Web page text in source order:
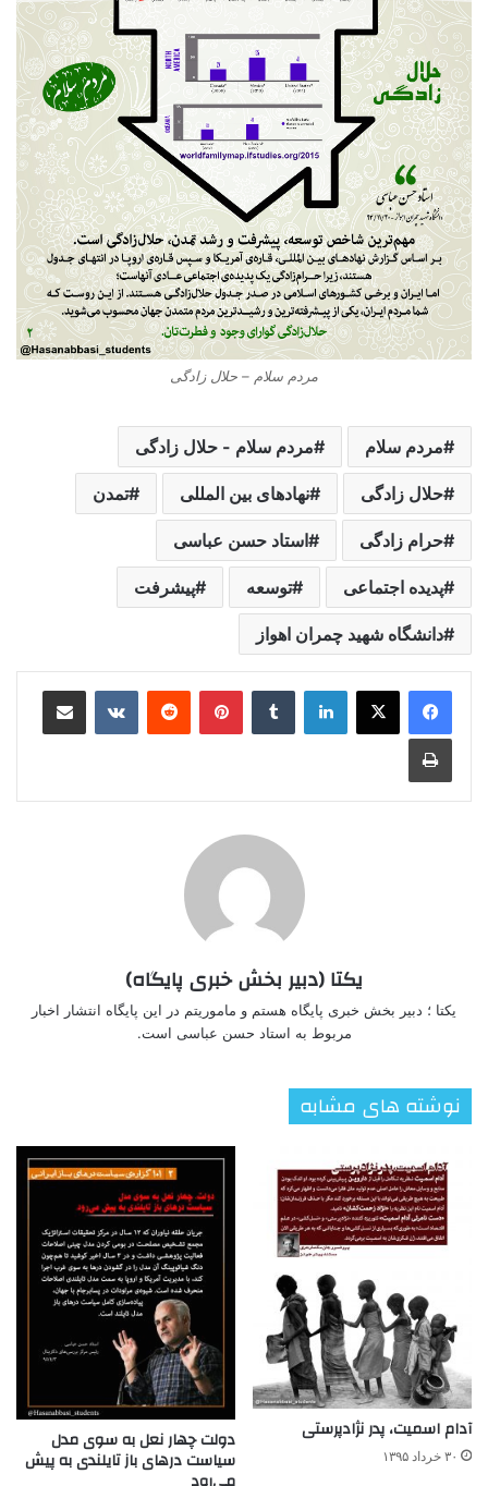
مردم سلام – حلال زادگی
مردم سلام مردم سلام - حلال زادگی
حلال زادگی نهادهای بین المللی تمدن
حرام زادگی استاد حسن عباسی
پدیده اجتماعی توسعه پیشرفت
دانشگاه شهید چمران اهواز
لینکدین ‫تامبلر ‫پین‌ترست‫رددیت ‫VKontakteاشتراک گذاری از طریق ایمیل
چاپ
یکتا (دبیر بخش خبری پایگاه)
یکتا ؛ دبیر بخش خبری پایگاه هستم و ماموریتم در این پایگاه انتشار اخبار
مربوط به استاد حسن عباسی است.
نوشته های مشابه
آدام اسمیت، پدر نژادپرستی
۳۰ خرداد ۱۳۹۵
دولت چهار نعل به سوی مدل
سیاست درهای باز تایلندی به پیش